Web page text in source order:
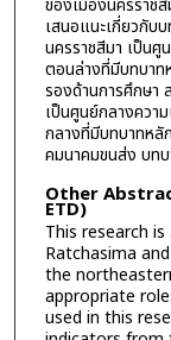
ของเมืองนครราช
เสนอแนะเกี่ยวกับ
นครราชสีมา เป็นศู
ตอนล่างที่มีบทบาท
รองด้านการศึกษา
เป็นศูนย์กลางควา
กลางที่มีบทบาทหลั
คมนาคมขนส่ง บท
Other
ETD)
This research
Ratchasima
the
appropriate
used in this